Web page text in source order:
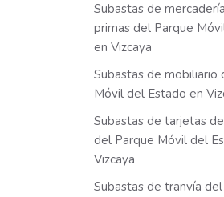
Subastas de
primas del Parque
en Vizcaya
Subastas de mobiliario
Móvil del Estado en
Subastas de tarjetas
del Parque Móvil del
Vizcaya
Subastas de tranvía